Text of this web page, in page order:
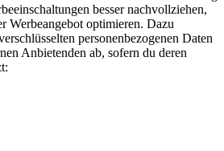
besser nachvollziehen,
Werbeangebot optimieren. Dazu
personenbezogenen Daten
Anbietenden ab, sofern du deren